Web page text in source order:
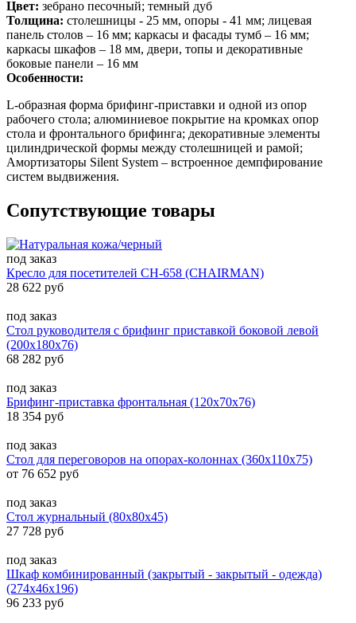
Цвет: зебрано песочный; темный дуб
Толщина: столешницы - 25 мм, опоры - 41 мм; лицевая
панель столов – 16 мм; каркасы и фасады тумб – 16 мм;
каркасы шкафов – 18 мм, двери, топы и декоративные
боковые панели – 16 мм
Особенности:
L-образная форма брифинг-приставки и одной из опор
рабочего стола; алюминиевое покрытие на кромках опор
стола и фронтального брифинга; декоративные элементы
цилиндрической формы между столешницей и рамой;
Амортизаторы Silent System – встроенное демпфирование
систем выдвижения.
Сопутствующие товары
под заказ
Кресло для посетителей CH-658 (CHAIRMAN)
28 622 руб
под заказ
Стол руководителя с брифинг приставкой боковой левой
(200x180x76)
68 282 руб
под заказ
Брифинг-приставка фронтальная (120x70x76)
18 354 руб
под заказ
Стол для переговоров на опорах-колоннах (360x110x75)
от 76 652 руб
под заказ
Стол журнальный (80x80x45)
27 728 руб
под заказ
Шкаф комбинированный (закрытый - закрытый - одежда)
(274x46x196)
96 233 руб